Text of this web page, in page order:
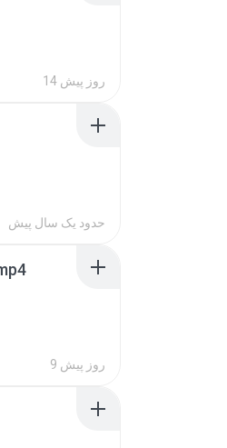
14 روز پیش
حدود یک سال پیش
9 روز پیش